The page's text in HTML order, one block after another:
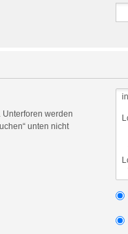
werden
unten nicht